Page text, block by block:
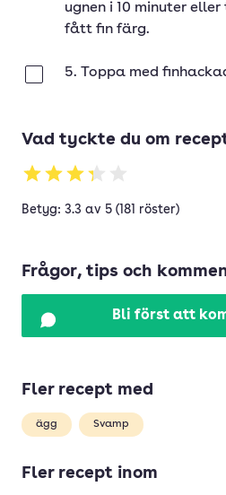
ugnen i 10 minuter
fått fin färg.
5. Toppa med
Vad tyckte du om
Betyg: 3.3 av 5 (181 röster)
Frågor, tips och
Bli först att
Fler recept med
ägg Svamp
Fler recept inom